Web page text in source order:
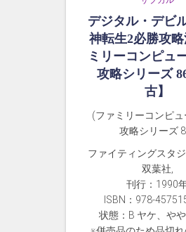
デジタル・デビ
神転生2必勝攻
ミリーコンピュ
攻略シリーズ
古】
(ファミリーコンピ
攻略シリーズ
ファイティングスタ
双葉社,
刊行：1990
ISBN：978-
状態：B ヤケ、やや